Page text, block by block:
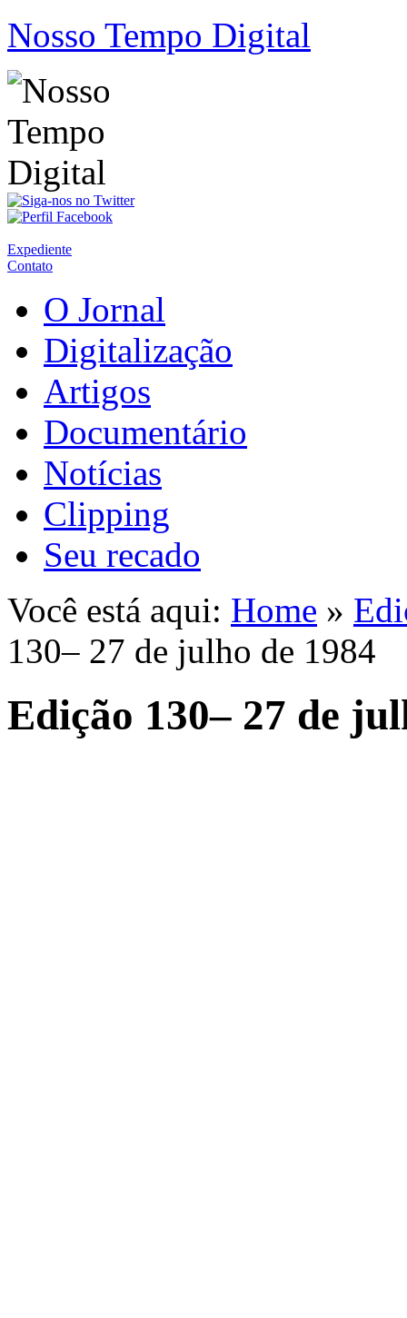
Nosso Tempo Digital
Expediente
Contato
O Jornal
Digitalização
Artigos
Documentário
Notícias
Clipping
Seu recado
Você está aqui: Home »
130– 27 de julho de 1984
Edição 130– 27 de